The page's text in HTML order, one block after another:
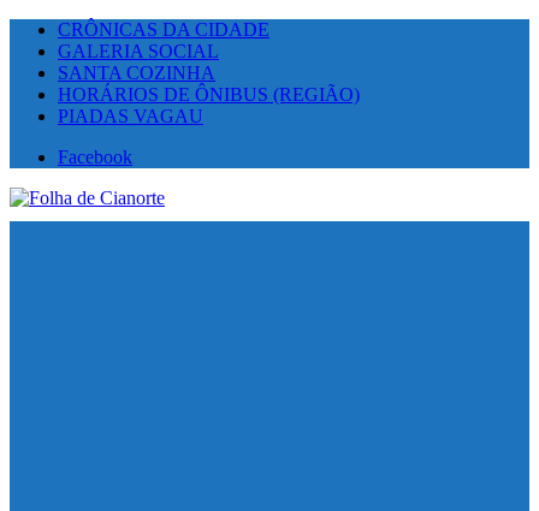
CRÔNICAS DA CIDADE
GALERIA SOCIAL
SANTA COZINHA
HORÁRIOS DE ÔNIBUS (REGIÃO)
PIADAS VAGAU
Facebook